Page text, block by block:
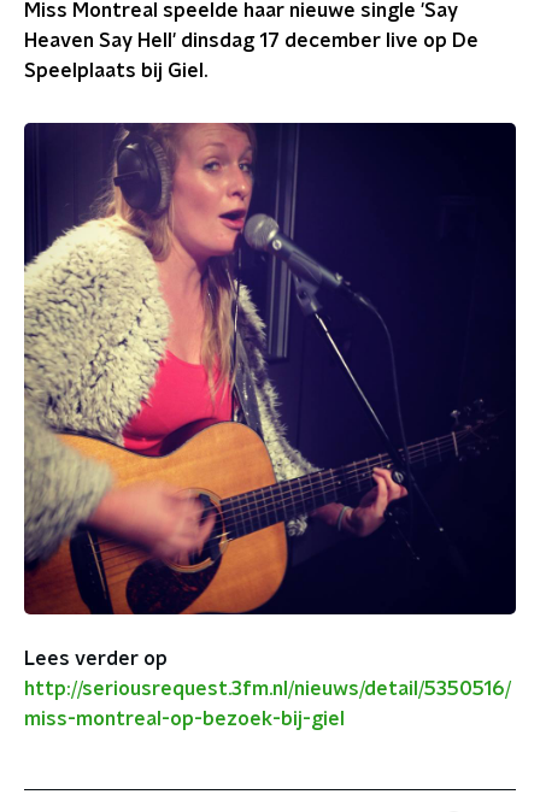
Miss Montreal speelde haar nieuwe single 'Say
Heaven Say Hell' dinsdag 17 december live op De
Speelplaats bij Giel.
Lees verder op
http://seriousrequest.3fm.nl/nieuws/detail/5350516/
miss-montreal-op-bezoek-bij-giel